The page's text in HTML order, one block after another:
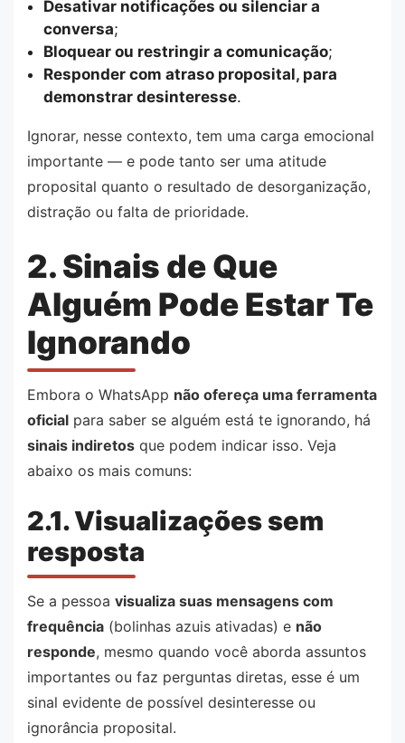
Desativar notificações ou silenciar a
conversa;
Bloquear ou restringir a comunicação;
Responder com atraso proposital, para
demonstrar desinteresse.
Ignorar, nesse contexto, tem uma carga emocional
importante — e pode tanto ser uma atitude
proposital quanto o resultado de desorganização,
distração ou falta de prioridade.
2. Sinais de Que
Alguém Pode Estar Te
Ignorando
Embora o WhatsApp não ofereça uma ferramenta
oficial para saber se alguém está te ignorando, há
sinais indiretos que podem indicar isso. Veja
abaixo os mais comuns:
2.1. Visualizações sem
resposta
Se a pessoa visualiza suas mensagens com
frequência (bolinhas azuis ativadas) e não
responde, mesmo quando você aborda assuntos
importantes ou faz perguntas diretas, esse é um
sinal evidente de possível desinteresse ou
ignorância proposital.